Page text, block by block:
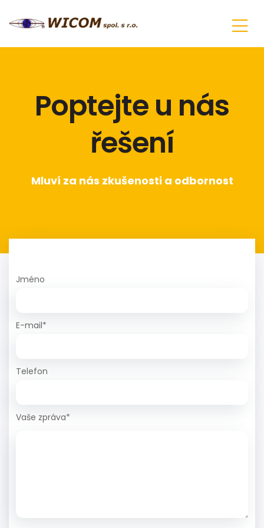
Poptejte u nás
řešení
Mluví za nás zkušenosti a odbornost
Jméno
E-mail*
Telefon
Vaše zpráva*